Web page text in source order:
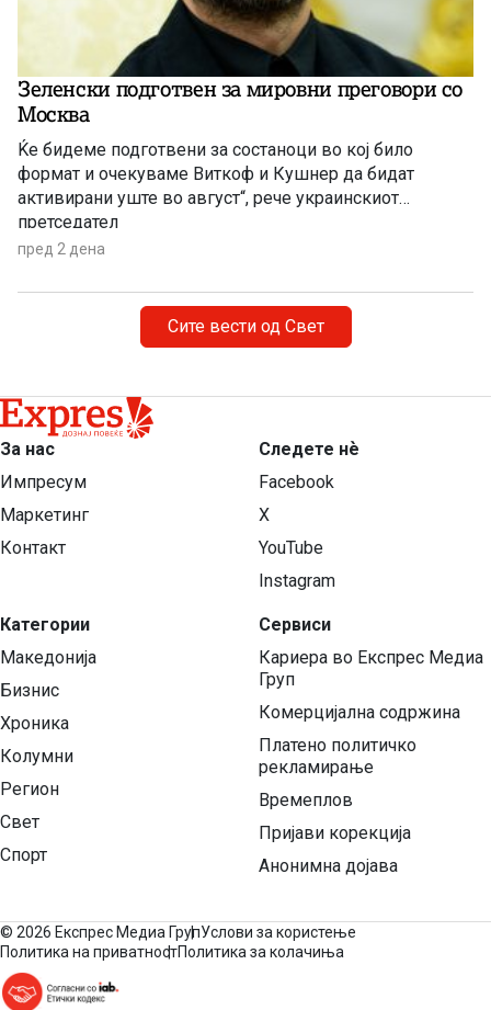
Зеленски подготвен за мировни преговори со
Москва
Ќе бидеме подготвени за состаноци во кој било
формат и очекуваме Виткоф и Кушнер да бидат
активирани уште во август“, рече украинскиот
претседател
пред 2 дена
Сите вести од Свет
За нас
Импресум
Маркетинг
Контакт
Категории
Македонија
Бизнис
Хроника
Колумни
Регион
Свет
Спорт
Следете нѐ
Facebook
X
YouTube
Instagram
Сервиси
Кариера во Експрес Медиа
Груп
Комерцијална содржина
Платено политичко
рекламирање
Времеплов
Пријави корекција
Анонимна дојава
© 2026 Експрес Медиа ГрупУслови за користење
Политика на приватностПолитика за колачиња